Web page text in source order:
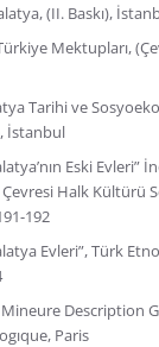
(II. Baskı),
Mektupları,
Tarihi ve
İstanbul
Eski Evleri”
Halk Kültürü
192
Evleri”, Türk
Mineure Description
Paris